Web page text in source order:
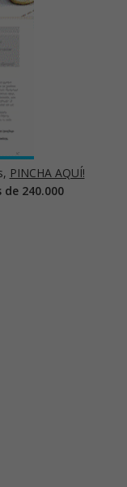
PINCHA AQUÍ!
de 240.000